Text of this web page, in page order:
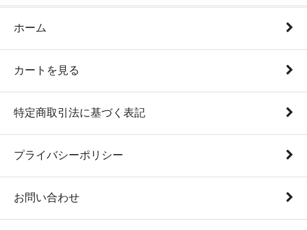
ホーム
カートを見る
特定商取引法に基づく表記
プライバシーポリシー
お問い合わせ